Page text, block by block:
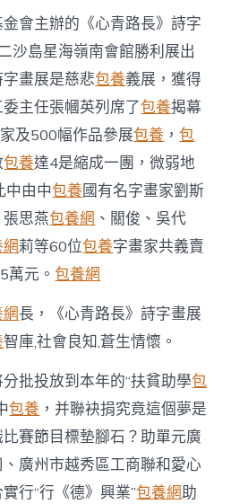
路
長》
找
包
養
價
錢：
“行
《德》
興
業”
助
學
活
動〉
中
會主辦的《心青路長》詩字
沙島星海嶺南會館勝利展出
字畫展是慈悲包養義展，獲得
主任張幗英列席了包養揭幕
及500幅作品參展包養 ，包
包養達4是縮成一團，微弱地
中由中包養國有名字畫家劉斯
思燕包養網 、關俊、吳代
網莉等60位包養字畫家共義賣
萬元。包養網
長，《心青路長》詩字畫展
智庫,社會良知,蒼生情懷。
批投放到本年的“扶貧助學包
包養 ，并聯袂捐究竟這個夢是
賽節目標墊腳石？助單元廣
廣州市越秀區工商聯和愛心
行“行《德》興業”包養網助